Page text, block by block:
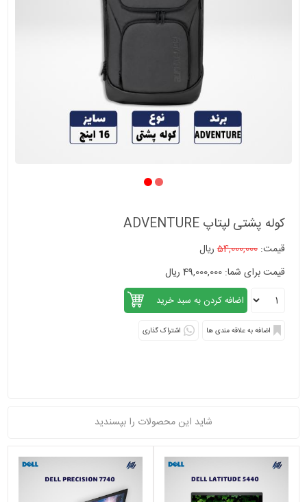
کوله پشتی لپتاپ ADVENTURE
قیمت:54,000,000ریال
قیمت برای شما: 49,000,000 ریال
اشتراک گذاری
شاید این محصولات را بپسندید